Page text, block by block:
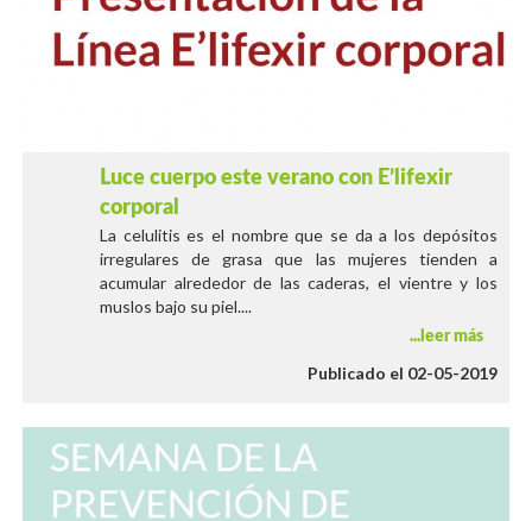
Luce cuerpo este verano con E’lifexir
corporal
La celulitis es el nombre que se da a los depósitos
irregulares de grasa que las mujeres tienden a
acumular alrededor de las caderas, el vientre y los
muslos bajo su piel....
leer más
Publicado el 02-05-2019